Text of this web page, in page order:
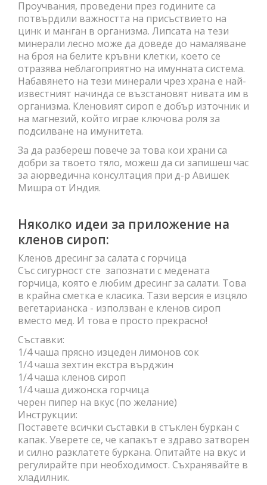
Проучвания, проведени през годините са
потвърдили важността на присъствието на
цинк и манган в организма. Липсата на тези
минерали лесно може да доведе до намаляване
на броя на белите кръвни клетки, което се
отразява неблагоприятно на имунната система.
Набавянето на тези минерали чрез храна е най-
известният начинда се възстановят нивата им в
организма. Кленовият сироп е добър източник и
на магнезий, който играе ключова роля за
подсилване на имунитета.
За да разбереш повече за това кои храни са
добри за твоето тяло, можеш да си запишеш час
за аюрведична консултация при д-р Авишек
Мишра от Индия.
Няколко идеи за приложение на
кленов сироп:
Кленов дресинг за салата с горчица
Със сигурност сте запознати с медената
горчица, която е любим дресинг за салати. Това
в крайна сметка е класика. Тази версия е изцяло
вегетарианска - използван е кленов сироп
вместо мед. И това е просто прекрасно!
Съставки:
1/4 чаша прясно изцеден лимонов сок
1/4 чаша зехтин екстра върджин
1/4 чаша кленов сироп
1/4 чаша дижонска горчица
черен пипер на вкус (по желание)
Инструкции:
Поставете всички съставки в стъклен буркан с
капак. Уверете се, че капакът е здраво затворен
и силно разклатете буркана. Опитайте на вкус и
регулирайте при необходимост. Съхранявайте в
хладилник.